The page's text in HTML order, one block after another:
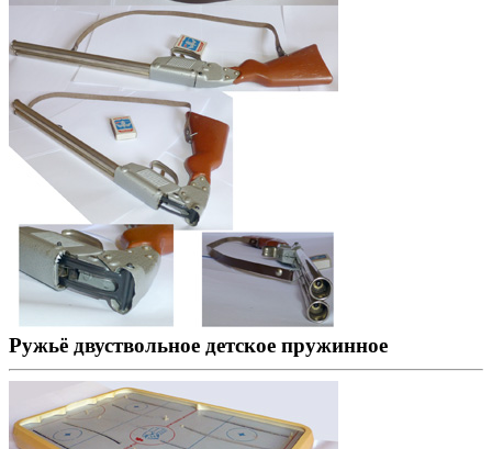
Ружьё двуствольное детское пружинное